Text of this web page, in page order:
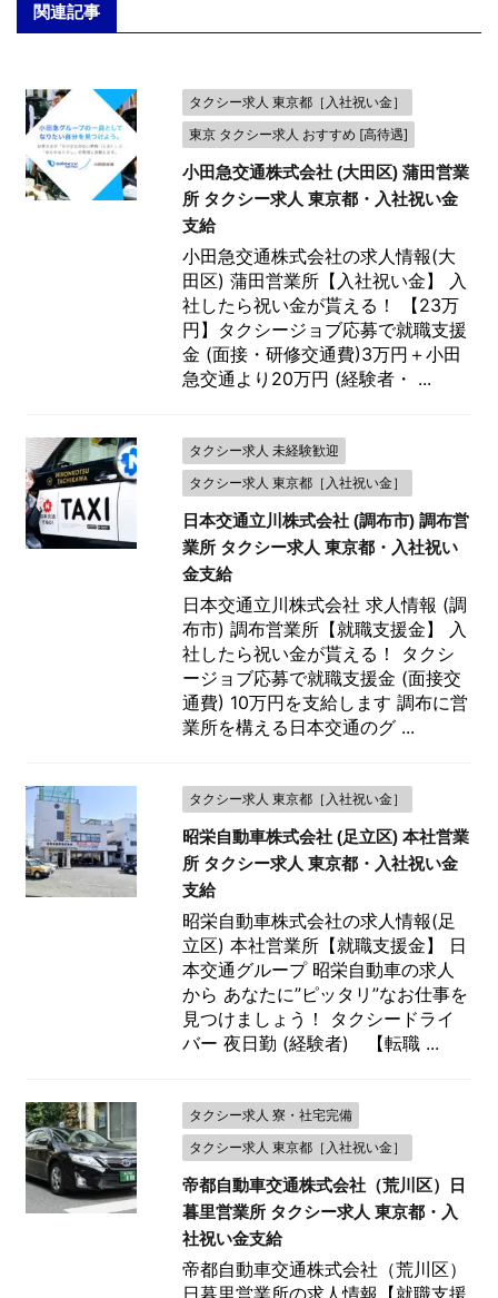
関連記事
タクシー求人 東京都［入社祝い金］
東京 タクシー求人 おすすめ [高待遇]
小田急交通株式会社 (大田区) 蒲田営業
所 タクシー求人 東京都・入社祝い金
支給
小田急交通株式会社の求人情報(大
田区) 蒲田営業所【入社祝い金】 入
社したら祝い金が貰える！ 【23万
円】タクシージョブ応募で就職支援
金 (面接・研修交通費)3万円＋小田
急交通より20万円 (経験者・ ...
タクシー求人 未経験歓迎
タクシー求人 東京都［入社祝い金］
日本交通立川株式会社 (調布市) 調布営
業所 タクシー求人 東京都・入社祝い
金支給
日本交通立川株式会社 求人情報 (調
布市) 調布営業所【就職支援金】 入
社したら祝い金が貰える！ タクシ
ージョブ応募で就職支援金 (面接交
通費) 10万円を支給します 調布に営
業所を構える日本交通のグ ...
タクシー求人 東京都［入社祝い金］
昭栄自動車株式会社 (足立区) 本社営業
所 タクシー求人 東京都・入社祝い金
支給
昭栄自動車株式会社の求人情報(足
立区) 本社営業所【就職支援金】 日
本交通グループ 昭栄自動車の求人
から あなたに”ピッタリ”なお仕事を
見つけましょう！ タクシードライ
バー 夜日勤 (経験者) 【転職 ...
タクシー求人 寮・社宅完備
タクシー求人 東京都［入社祝い金］
帝都自動車交通株式会社（荒川区）日
暮里営業所 タクシー求人 東京都・入
社祝い金支給
帝都自動車交通株式会社（荒川区）
日暮里営業所の求人情報【就職支援